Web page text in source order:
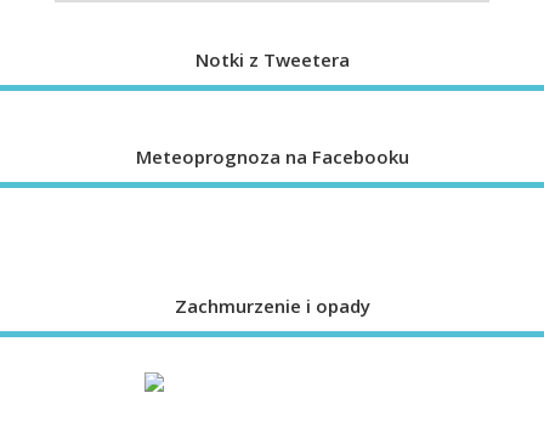
Notki z Tweetera
Meteoprognoza na Facebooku
Zachmurzenie i opady